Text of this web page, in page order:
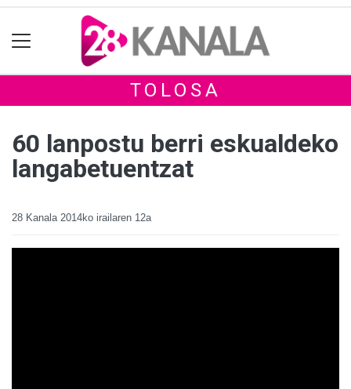
TOLOSA
60 lanpostu berri eskualdeko
langabetuentzat
28 Kanala 2014ko irailaren 12a